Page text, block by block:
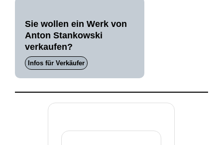
Sie wollen ein Werk von
Anton Stankowski
verkaufen?
Infos für Verkäufer